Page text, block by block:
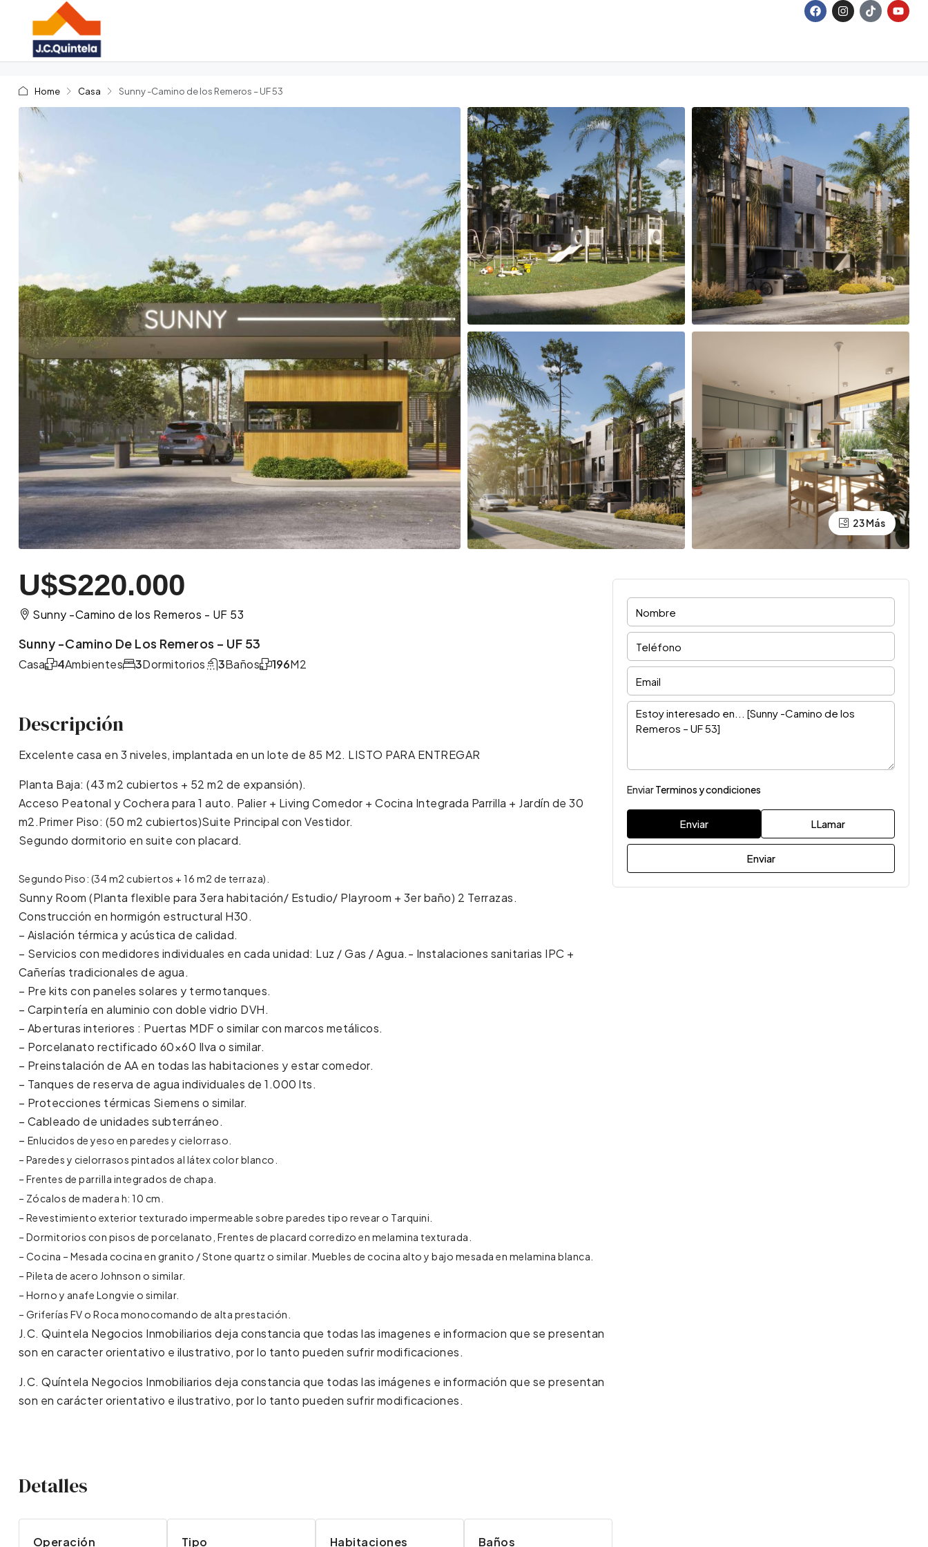
Home Casa Sunny -Camino de los Remeros – UF 53
23 Más
U$S220.000
Sunny -Camino de los Remeros - UF 53
Sunny -Camino De Los Remeros – UF 53
Casa Ambientes
4 Dormitorios
3 Baños
3 M2
196
Descripción
Excelente casa en 3 niveles, implantada en un lote de 85 M2. LISTO PARA ENTREGAR
Planta Baja: (43 m2 cubiertos + 52 m2 de expansión).
Acceso Peatonal y Cochera para 1 auto. Palier + Living Comedor + Cocina Integrada Parrilla + Jardín de 30
m2.Primer Piso: (50 m2 cubiertos)Suite Principal con Vestidor.
Segundo dormitorio en suite con placard.
Segundo Piso: (34 m2 cubiertos + 16 m2 de terraza).
Sunny Room (Planta flexible para 3era habitación/ Estudio/ Playroom + 3er baño) 2 Terrazas.
Construcción en hormigón estructural H30.
– Aislación térmica y acústica de calidad.
– Servicios con medidores individuales en cada unidad: Luz / Gas / Agua.- Instalaciones sanitarias IPC +
Cañerías tradicionales de agua.
– Pre kits con paneles solares y termotanques.
– Carpintería en aluminio con doble vidrio DVH.
– Aberturas interiores : Puertas MDF o similar con marcos metálicos.
– Porcelanato rectificado 60×60 Ilva o similar.
– Preinstalación de AA en todas las habitaciones y estar comedor.
– Tanques de reserva de agua individuales de 1.000 lts.
– Protecciones térmicas Siemens o similar.
– Cableado de unidades subterráneo.
– Enlucidos de yeso en paredes y cielorraso.
– Paredes y cielorrasos pintados al látex color blanco.
– Frentes de parrilla integrados de chapa.
– Zócalos de madera h: 10 cm.
– Revestimiento exterior texturado impermeable sobre paredes tipo revear o Tarquini.
– Dormitorios con pisos de porcelanato, Frentes de placard corredizo en melamina texturada.
– Cocina – Mesada cocina en granito / Stone quartz o similar. Muebles de cocina alto y bajo mesada en melamina blanca.
– Pileta de acero Johnson o similar.
– Horno y anafe Longvie o similar.
– Griferías FV o Roca monocomando de alta prestación.
J.C. Quintela Negocios Inmobiliarios deja constancia que todas las imagenes e informacion que se presentan
son en caracter orientativo e ilustrativo, por lo tanto pueden sufrir modificaciones.
J.C. Quíntela Negocios Inmobiliarios deja constancia que todas las imágenes e información que se presentan
son en carácter orientativo e ilustrativo, por lo tanto pueden sufrir modificaciones.
Detalles
Operación Tipo Habitaciones Baños
EnviarTerminos y condiciones
Enviar LLamar
Enviar